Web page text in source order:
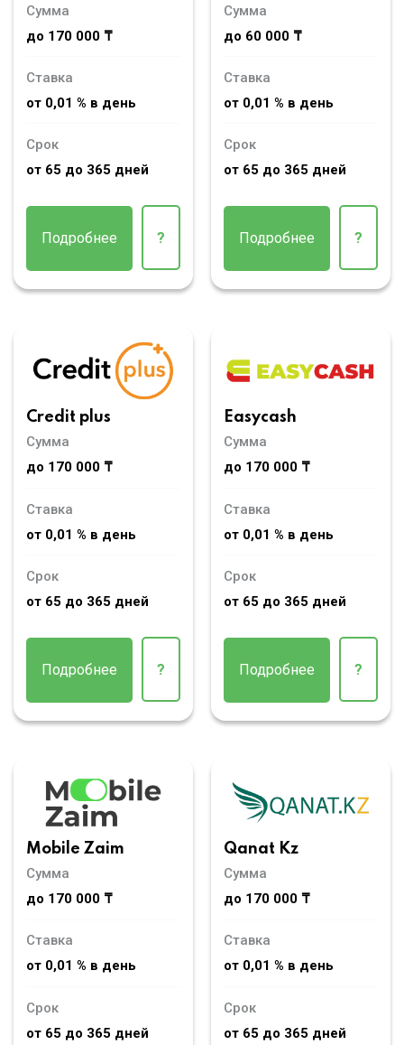
Сумма
до 170 000 ₸
Ставка
от 0,01 % в день
Срок
от 65 до 365 дней
Подробнее ?
Сумма
до 60 000 ₸
Ставка
от 0,01 % в день
Срок
от 65 до 365 дней
Подробнее ?
Credit plus
Сумма
до 170 000 ₸
Ставка
от 0,01 % в день
Срок
от 65 до 365 дней
Подробнее ?
Easycash
Сумма
до 170 000 ₸
Ставка
от 0,01 % в день
Срок
от 65 до 365 дней
Подробнее ?
Mobile Zaim
Сумма
до 170 000 ₸
Ставка
от 0,01 % в день
Срок
от 65 до 365 дней
Qanat Kz
Сумма
до 170 000 ₸
Ставка
от 0,01 % в день
Срок
от 65 до 365 дней